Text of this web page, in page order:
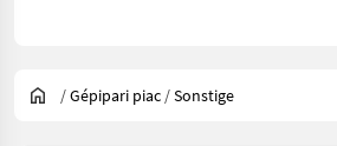
/Gépipari piac /Sonstige